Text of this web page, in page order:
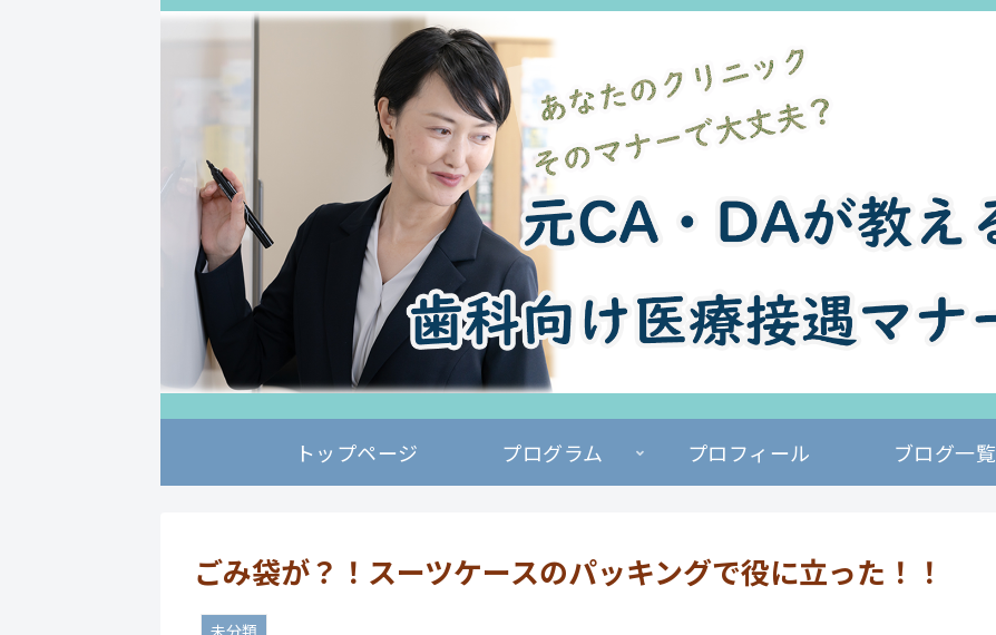
トップページ プログラム プロフィール ブログ一覧
ごみ袋が？！スーツケースのパッキングで役に立った！！
未分類